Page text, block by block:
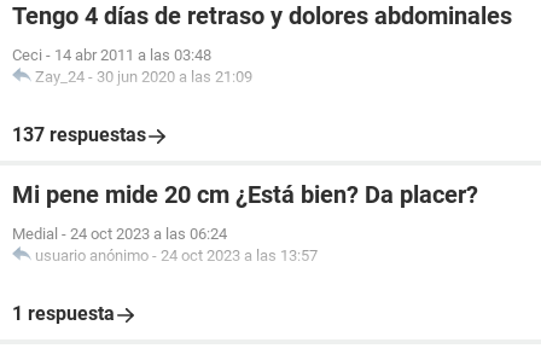
Tengo 4 días de retraso y dolores abdominales
Ceci - 14 abr 2011 a las 03:48
Zay_24 - 30 jun 2020 a las 21:09
137 respuestas
Mi pene mide 20 cm ¿Está bien? Da placer?
Medial - 24 oct 2023 a las 06:24
usuario anónimo - 24 oct 2023 a las 13:57
1 respuesta